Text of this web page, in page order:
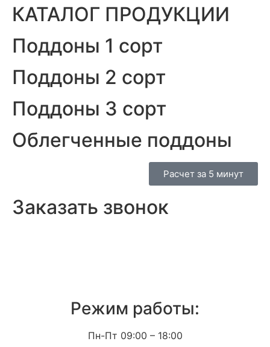
КАТАЛОГ ПРОДУКЦИИ
Поддоны 1 сорт
Поддоны 2 сорт
Поддоны 3 сорт
Облегченные поддоны
Расчет за 5 минут
Заказать звонок
Режим работы:
Пн-Пт 09:00 – 18:00